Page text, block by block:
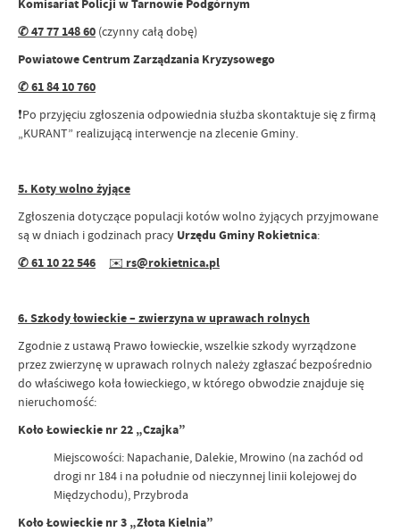
Komisariat Policji w Tarnowie Podgórnym
✆ 47 77 148 60 (czynny całą dobę)
Powiatowe Centrum Zarządzania Kryzysowego
✆ 61 84 10 760
❗Po przyjęciu zgłoszenia odpowiednia służba skontaktuje się z firmą
„KURANT” realizującą interwencje na zlecenie Gminy.
5. Koty wolno żyjące
Zgłoszenia dotyczące populacji kotów wolno żyjących przyjmowane
są w dniach i godzinach pracy Urzędu Gminy Rokietnica:
✆ 61 10 22 546 ✉️ rs@rokietnica.pl
6. Szkody łowieckie – zwierzyna w uprawach rolnych
Zgodnie z ustawą Prawo łowieckie, wszelkie szkody wyrządzone
przez zwierzynę w uprawach rolnych należy zgłaszać bezpośrednio
do właściwego koła łowieckiego, w którego obwodzie znajduje się
nieruchomość:
Koło Łowieckie nr 22 „Czajka”
Miejscowości: Napachanie, Dalekie, Mrowino (na zachód od
drogi nr 184 i na południe od nieczynnej linii kolejowej do
Międzychodu), Przybroda
Koło Łowieckie nr 3 „Złota Kielnia”